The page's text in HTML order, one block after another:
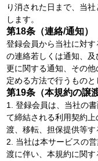
り消された日まで、当
します。
第18条（連絡/通知）
登録会員から当社に対
の連絡若しくは通知、
更に関する通知、その
定める方法で行うものと
第19条（本規約の譲
1. 登録会員は、当社の
て締結される利用契約
渡、移転、担保提供等す
2. 当社は本サービスの
渡に伴い、本規約に関